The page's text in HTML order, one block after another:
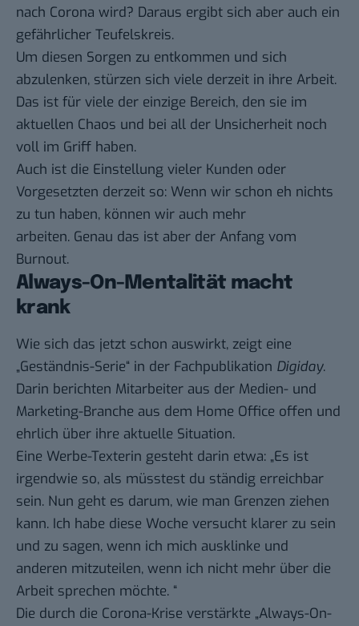
nach Corona wird? Daraus ergibt sich aber auch ein
gefährlicher Teufelskreis.
Um diesen Sorgen zu entkommen und sich
abzulenken, stürzen sich viele derzeit in ihre Arbeit.
Das ist für viele der einzige Bereich, den sie im
aktuellen Chaos und bei all der Unsicherheit noch
voll im Griff haben.
Auch ist die Einstellung vieler Kunden oder
Vorgesetzten derzeit so: Wenn wir schon eh nichts
zu tun haben, können wir auch mehr
arbeiten. Genau das ist aber der Anfang vom
Burnout.
Always-On-Mentalität macht
krank
Wie sich das jetzt schon auswirkt, zeigt eine
„Geständnis-Serie“ in der Fachpublikation Digiday.
Darin berichten Mitarbeiter aus der Medien- und
Marketing-Branche aus dem Home Office offen und
ehrlich über ihre aktuelle Situation.
Eine Werbe-Texterin gesteht darin etwa: „Es ist
irgendwie so, als müsstest du ständig erreichbar
sein. Nun geht es darum, wie man Grenzen ziehen
kann. Ich habe diese Woche versucht klarer zu sein
und zu sagen, wenn ich mich ausklinke und
anderen mitzuteilen, wenn ich nicht mehr über die
Arbeit sprechen möchte. “
Die durch die Corona-Krise verstärkte „Always-On-